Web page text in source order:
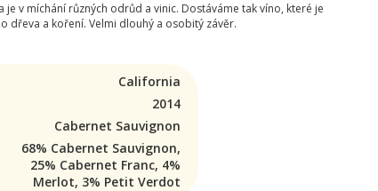
v míchání různých odrůd a vinic. Dostáváme tak víno, které je
dřeva a koření. Velmi dlouhý a osobitý závěr.
California
2014
Cabernet Sauvignon
68% Cabernet Sauvignon,
25% Cabernet Franc, 4%
Merlot, 3% Petit Verdot